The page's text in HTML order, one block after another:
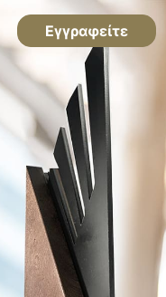
Εγγραφείτε